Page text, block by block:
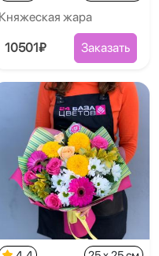
Княжеская жара
10501₽ Заказать